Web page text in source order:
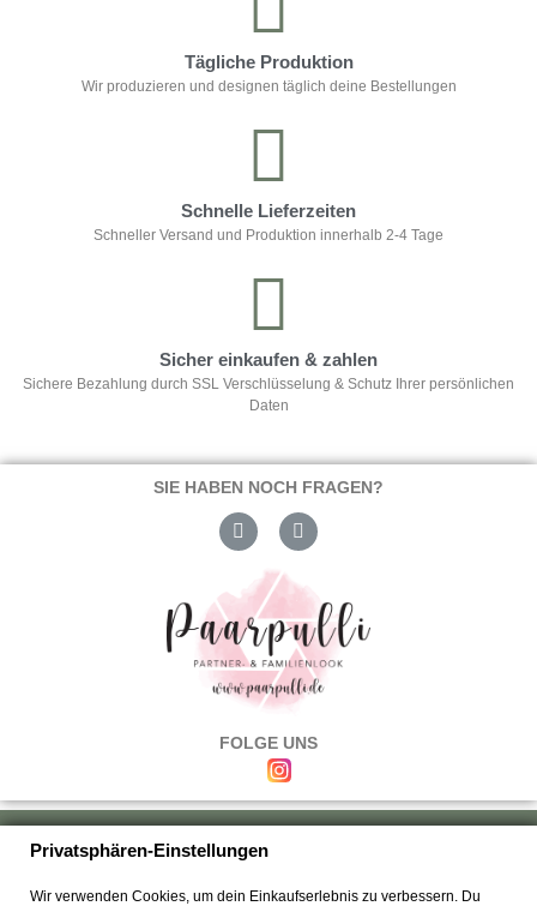
Tägliche Produktion
Wir produzieren und designen täglich deine Bestellungen
Schnelle Lieferzeiten
Schneller Versand und Produktion innerhalb 2-4 Tage
Sicher einkaufen & zahlen
Sichere Bezahlung durch SSL Verschlüsselung & Schutz Ihrer persönlichen
Daten
SIE HABEN NOCH FRAGEN?
FOLGE UNS
Über uns|Versand & Zahlung|Umtausch & Rückgabe
Privatsphären-Einstellungen
Wir verwenden Cookies, um dein Einkaufserlebnis zu verbessern. Du